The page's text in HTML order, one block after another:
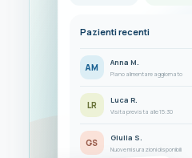
Pazienti recenti
AM Anna M.
Piano alimentare aggiornato
LR Luca R.
Visita prevista alle 15:30
GS Giulia S.
Nuove misurazioni disponibili